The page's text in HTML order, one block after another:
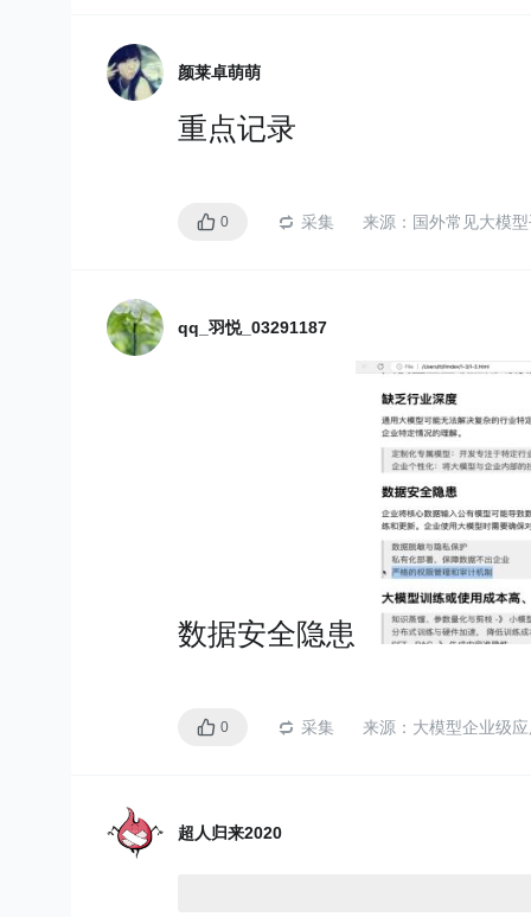
神经语言模型
用 神经网络来预测词序列
特点：
码为一个实数值向量，这
mbeddingds）。词嵌入
预训练语言模型（Pre-
,这些模型通常在大规
任务，学习词汇、短语、
特征
，然后可以在特定任
Transformer
颜莱卓萌萌
重点记录
0 采集 来源： 国外常见大模
qq_羽悦_03291187
数据安全隐患
0 采集 来源： 大模型企业级
超人归来2020